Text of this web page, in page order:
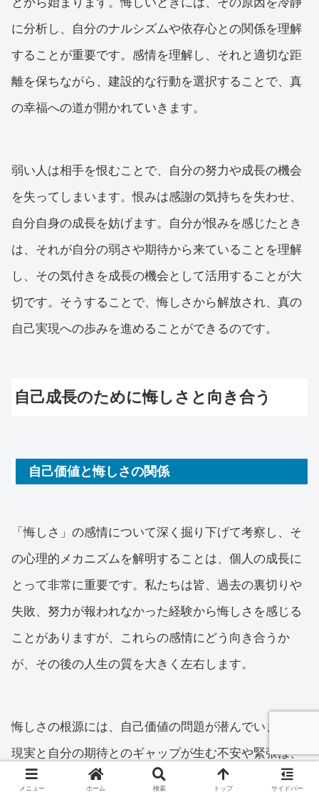
に分析し、自分のナルシズムや依存心との関係を理解
することが重要です。感情を理解し、それと適切な距
離を保ちながら、建設的な行動を選択することで、真
の幸福への道が開かれていきます。
弱い人は相手を恨むことで、自分の努力や成長の機会
を失ってしまいます。恨みは感謝の気持ちを失わせ、
自分自身の成長を妨げます。自分が恨みを感じたとき
は、それが自分の弱さや期待から来ていることを理解
し、その気付きを成長の機会として活用することが大
切です。そうすることで、悔しさから解放され、真の
自己実現への歩みを進めることができるのです。
自己成長のために悔しさと向き合う
自己価値と悔しさの関係
「悔しさ」の感情について深く掘り下げて考察し、そ
の心理的メカニズムを解明することは、個人の成長に
とって非常に重要です。私たちは皆、過去の裏切りや
失敗、努力が報われなかった経験から悔しさを感じる
ことがありますが、これらの感情にどう向き合うか
が、その後の人生の質を大きく左右します。
悔しさの根源には、自己価値の問題が潜んでいます。
現実と自分の期待とのギャップが生む不安や緊張は、
防衛的な態度を引き起こし、それが他者との関係を難
メニュー ホーム 検索 トップ サイドバー